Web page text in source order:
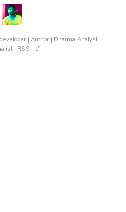
| Author | Dharma Analyst |
| RSS | 🚩